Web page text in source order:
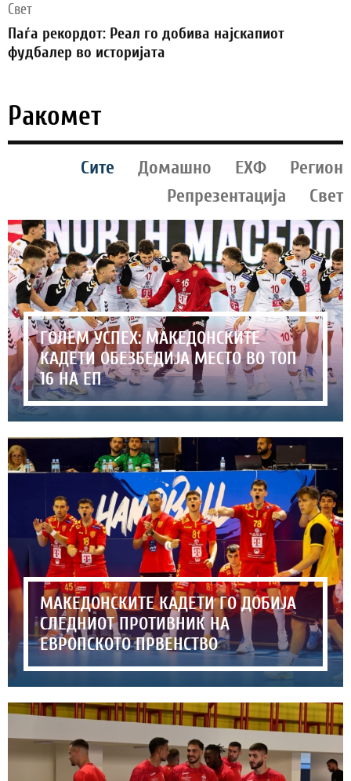
Свет
Паѓа рекордот: Реал го добива најскапиот
фудбалер во историјата
Ракомет
Сите Домашно ЕХФ
Регион
Репрезентација
Свет
ГОЛЕМ УСПЕХ: МАКЕДОНСКИТЕ
КАДЕТИ ОБЕЗБЕДИЈА МЕСТО ВО ТОП
16 НА ЕП
МАКЕДОНСКИТЕ КАДЕТИ ГО ДОБИЈА
СЛЕДНИОТ ПРОТИВНИК НА
ЕВРОПСКОТО ПРВЕНСТВО